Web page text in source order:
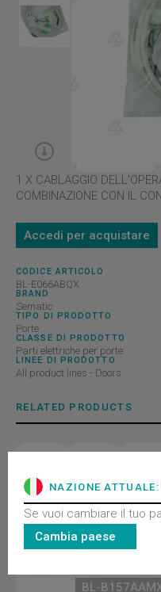
1 X CABLAGGIO
COMBINAZIONE CON IL
Accedi per acquistare
CODICE ARTICOLO
BL-E066ABQX
BRAND
Sematic
TIPO DI PRODOTTO
Porte
CLASSE DI PRODOTTO
Parti elettriche per porte
LINEE DI PRODOTTO
All product lines - Doors
RELATED PRODUCTS
BL-
NAZIONE ATTUALE:
Se vuoi cambiare il tuo
Cambia paese